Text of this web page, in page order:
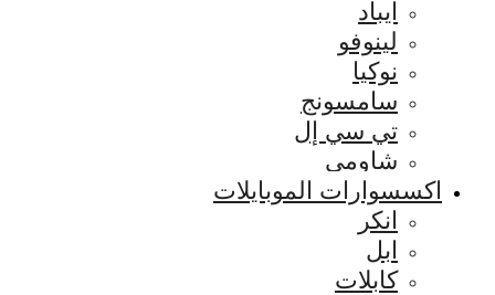
ايباد
لينوفو
نوكيا
سامسونج
تي سي إل
شاومي
اكسسوارات الموبايلات
انكر
ابل
كابلات